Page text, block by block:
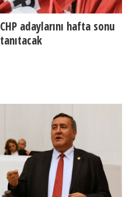
CHP adaylarını hafta sonu
tanıtacak